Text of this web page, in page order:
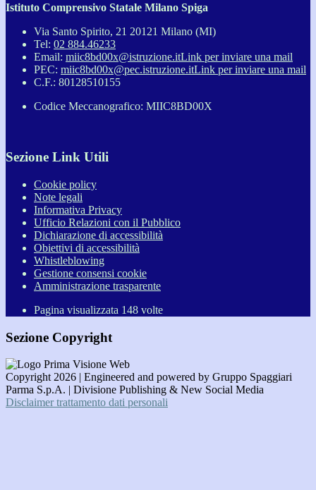
Istituto Comprensivo Statale Milano Spiga
Via Santo Spirito, 21 20121 Milano (MI)
Tel: 02 884.46233
Email: miic8bd00x@istruzione.itLink per inviare una mail
PEC: miic8bd00x@pec.istruzione.itLink per inviare una mail
C.F.: 80128510155
Codice Meccanografico: MIIC8BD00X
Sezione Link Utili
Cookie policy
Note legali
Informativa Privacy
Ufficio Relazioni con il Pubblico
Dichiarazione di accessibilità
Obiettivi di accessibilità
Whistleblowing
Gestione consensi cookie
Amministrazione trasparente
Pagina visualizzata 148 volte
Sezione Copyright
Copyright 2026 | Engineered and powered by Gruppo Spaggiari
Parma S.p.A. | Divisione Publishing & New Social Media
Disclaimer trattamento dati personali